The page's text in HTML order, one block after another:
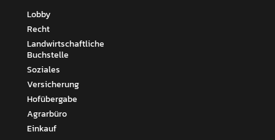
Lobby
Recht
Landwirtschaftliche
Buchstelle
Soziales
Versicherung
Hofübergabe
Agrarbüro
Einkauf